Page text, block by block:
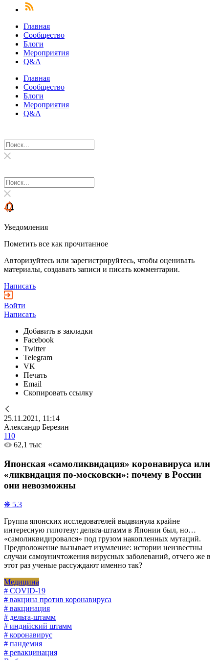
Главная
Сообщество
Блоги
Мероприятия
Q&A
Главная
Сообщество
Блоги
Мероприятия
Q&A
Уведомления
Пометить все как прочитанное
Авторизуйтесь или зарегистрируйтесь, чтобы оценивать
материалы, создавать записи и писать комментарии.
Написать
Войти
Написать
Добавить в закладки
Facebook
Twitter
Telegram
VK
Печать
Email
Скопировать ссылку
25.11.2021, 11:14
Александр Березин
110
62,1 тыс
Японская «самоликвидация» коронавируса или
«ликвидация по-московски»: почему в России
они невозможны
❋ 5.3
Группа японских исследователей выдвинула крайне
интересную гипотезу: дельта-штамм в Японии был, но…
«самоликвидировался» под грузом накопленных мутаций.
Предположение вызывает изумление: истории неизвестны
случаи самоуничтожения вирусных заболеваний, отчего же в
этот раз ученые рассуждают именно так?
Медицина
# COVID-19
# вакцина против коронавируса
# вакцинация
# дельта-штамм
# индийский штамм
# коронавирус
# пандемия
# ревакцинация